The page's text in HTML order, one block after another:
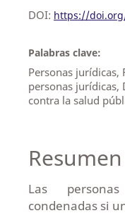
DOI: https://
Palabras clave:
Personas jurídicas,
personas jurídicas,
contra la salud
Resumen
Las
condenadas si